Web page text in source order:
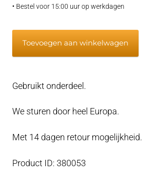
• Bestel voor 15:00 uur op werkdagen
875796
Toevoegen aan winkelwagen
Gebruikt onderdeel.
We sturen door heel Europa.
Met 14 dagen retour mogelijkheid.
Product ID: 380053